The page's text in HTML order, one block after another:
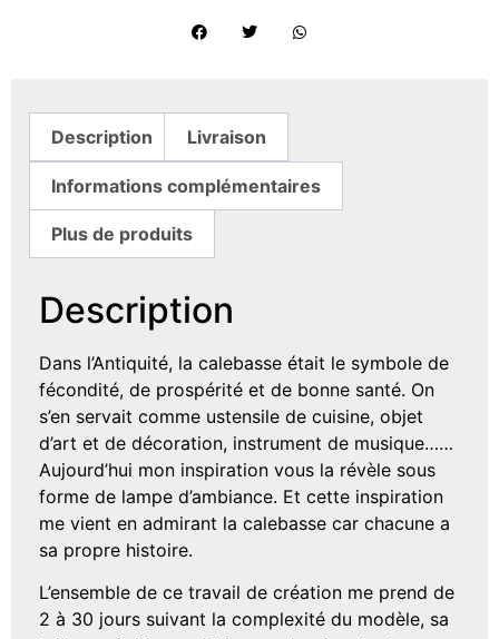
Description Livraison
Informations complémentaires
Plus de produits
Description
Dans l’Antiquité, la calebasse était le symbole de
fécondité, de prospérité et de bonne santé. On
s’en servait comme ustensile de cuisine, objet
d’art et de décoration, instrument de musique……
Aujourd’hui mon inspiration vous la révèle sous
forme de lampe d’ambiance. Et cette inspiration
me vient en admirant la calebasse car chacune a
sa propre histoire.
L’ensemble de ce travail de création me prend de
2 à 30 jours suivant la complexité du modèle, sa